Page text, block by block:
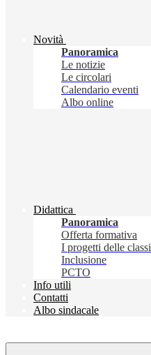
Novità
Panoramica
Le notizie
Le circolari
Calendario eventi
Albo online
Didattica
Panoramica
Offerta formativa
I progetti delle classi
Inclusione
PCTO
Info utili
Contatti
Albo sindacale